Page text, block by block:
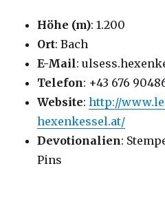
Höhe (m): 1.200
Ort: Bach
E-Mail:
Telefon: +43 676
Website:http://
hexenkessel.at/
Devotionalien:
Pins